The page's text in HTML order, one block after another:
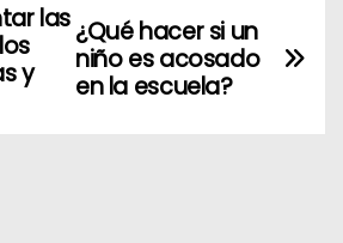
¿Qué hacer si un
niño es acosado
en la escuela?
las
y